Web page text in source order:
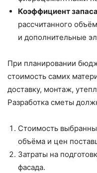
Коэффициент
рассчитанного
и дополнительные
При планировании
стоимость самих
доставку, монтаж,
Разработка сметы
Стоимость
объёма и цен
Затраты на
фасада.